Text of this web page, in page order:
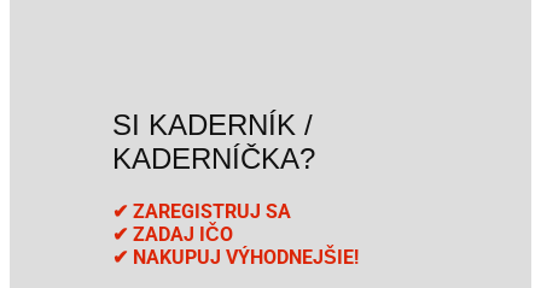
SI KADERNÍK /
KADERNÍČKA?
✔ ZAREGISTRUJ SA
✔ ZADAJ IČO
✔ NAKUPUJ VÝHODNEJŠIE!